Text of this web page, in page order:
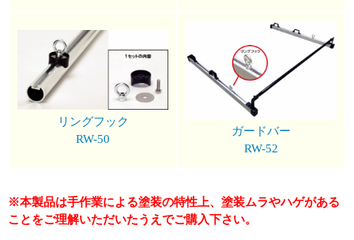
リングフック
RW-50
ガードバー
RW-52
※本製品は手作業による塗装の特性上、塗装ムラやハゲがある
ことをご理解いただいたうえでご購入下さい。